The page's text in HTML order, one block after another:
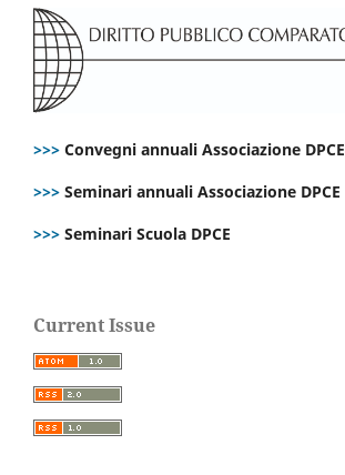
>>> Convegni annuali Associazione DPCE
>>> Seminari annuali Associazione DPCE
>>> Seminari Scuola DPCE
Current Issue